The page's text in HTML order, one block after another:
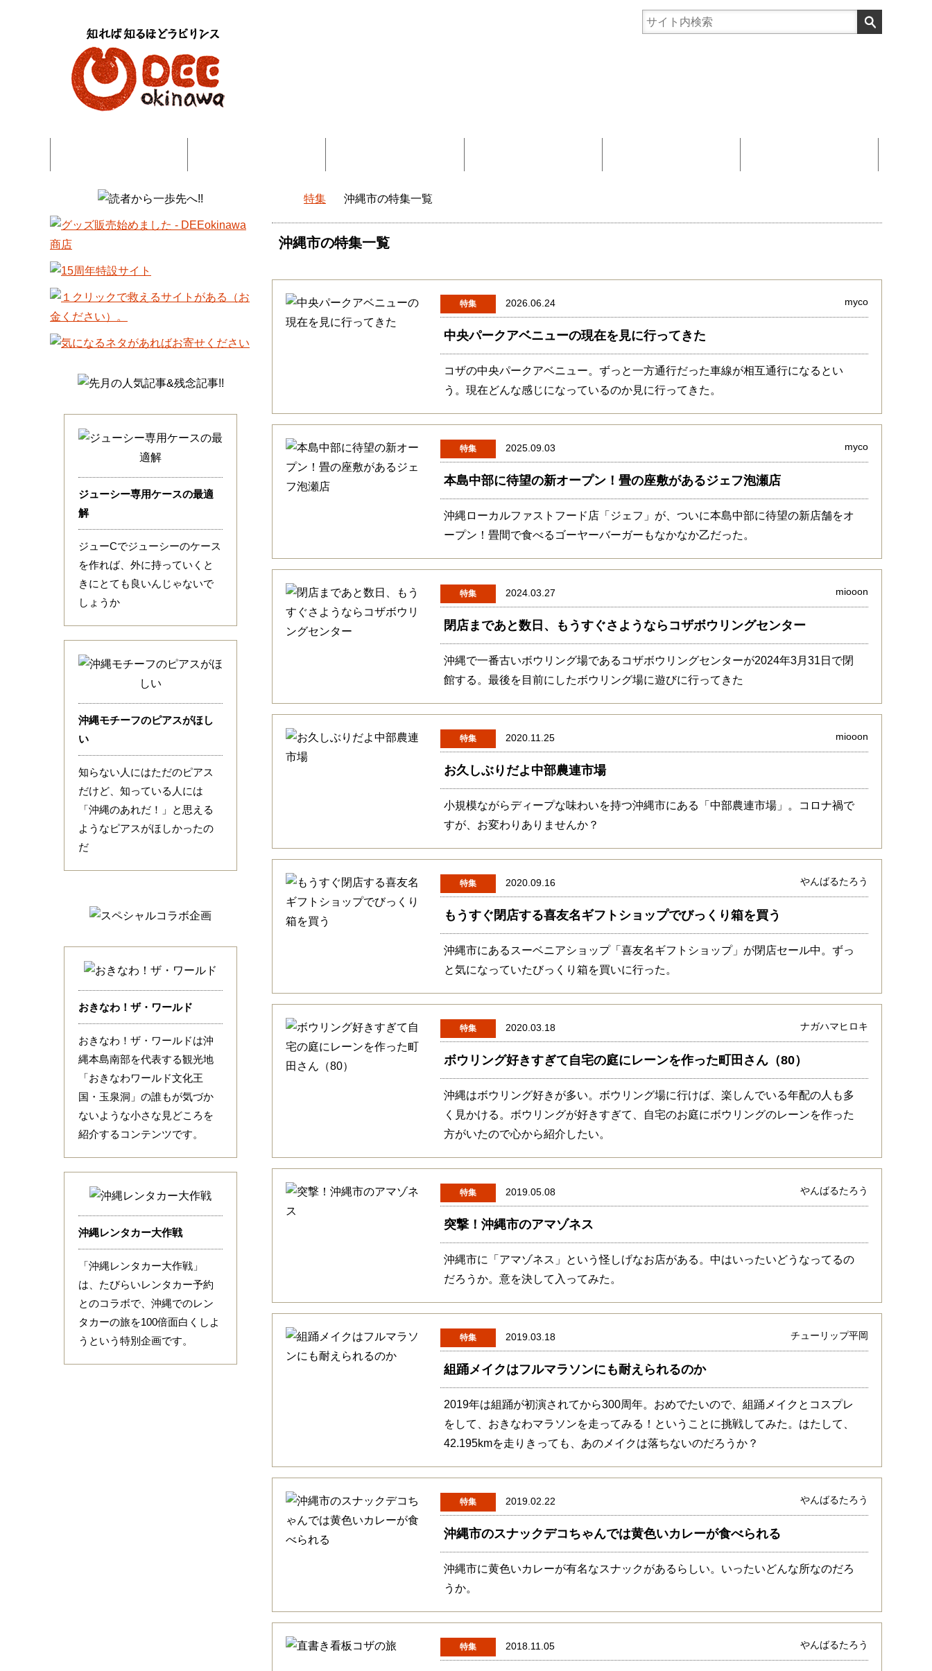
DEEokinawaトップ
特集 沖縄市の特集一覧
沖縄市の特集一覧
特集 2026.06.24 myco
中央パークアベニューの現在を見に行ってきた
コザの中央パークアベニュー。ずっと一方通行だった車線が相互通行になるとい
う。現在どんな感じになっているのか見に行ってきた。
特集 2025.09.03 myco
本島中部に待望の新オープン！畳の座敷があるジェフ泡瀬店
沖縄ローカルファストフード店「ジェフ」が、ついに本島中部に待望の新店舗をオ
ープン！畳間で食べるゴーヤーバーガーもなかなか乙だった。
特集 2024.03.27 miooon
閉店まであと数日、もうすぐさようならコザボウリングセンター
沖縄で一番古いボウリング場であるコザボウリングセンターが2024年3月31日で閉
館する。最後を目前にしたボウリング場に遊びに行ってきた
特集 2020.11.25 miooon
お久しぶりだよ中部農連市場
小規模ながらディープな味わいを持つ沖縄市にある「中部農連市場」。コロナ禍で
すが、お変わりありませんか？
特集 2020.09.16 やんばるたろう
もうすぐ閉店する喜友名ギフトショップでびっくり箱を買う
沖縄市にあるスーベニアショップ「喜友名ギフトショップ」が閉店セール中。ずっ
と気になっていたびっくり箱を買いに行った。
特集 2020.03.18 ナガハマヒロキ
ボウリング好きすぎて自宅の庭にレーンを作った町田さん（80）
沖縄はボウリング好きが多い。ボウリング場に行けば、楽しんでいる年配の人も多
く見かける。ボウリングが好きすぎて、自宅のお庭にボウリングのレーンを作った
方がいたので心から紹介したい。
特集 2019.05.08 やんばるたろう
突撃！沖縄市のアマゾネス
沖縄市に「アマゾネス」という怪しげなお店がある。中はいったいどうなってるの
だろうか。意を決して入ってみた。
特集 2019.03.18 チューリップ平岡
組踊メイクはフルマラソンにも耐えられるのか
2019年は組踊が初演されてから300周年。おめでたいので、組踊メイクとコスプレ
をして、おきなわマラソンを走ってみる！ということに挑戦してみた。はたして、
42.195kmを走りきっても、あのメイクは落ちないのだろうか？
特集 2019.02.22 やんばるたろう
沖縄市のスナックデコちゃんでは黄色いカレーが食べられる
沖縄市に黄色いカレーが有名なスナックがあるらしい。いったいどんな所なのだろ
うか。
特集 2018.11.05 やんばるたろう
ジューシー専用ケースの最適
解
ジューCでジューシーのケース
を作れば、外に持っていくと
きにとても良いんじゃないで
しょうか
沖縄モチーフのピアスがほし
い
知らない人にはただのピアス
だけど、知っている人には
「沖縄のあれだ！」と思える
ようなピアスがほしかったの
だ
おきなわ！ザ・ワールド
おきなわ！ザ・ワールドは沖
縄本島南部を代表する観光地
「おきなわワールド文化王
国・玉泉洞」の誰もが気づか
ないような小さな見どころを
紹介するコンテンツです。
沖縄レンタカー大作戦
「沖縄レンタカー大作戦」
は、たびらいレンタカー予約
とのコラボで、沖縄でのレン
タカーの旅を100倍面白くしよ
うという特別企画です。